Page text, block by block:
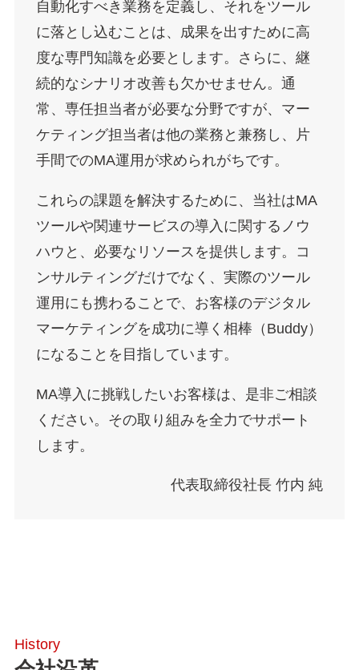
自動化すべき業務を定義し、それをツール
に落とし込むことは、成果を出すために高
度な専門知識を必要とします。さらに、継
続的なシナリオ改善も欠かせません。通
常、専任担当者が必要な分野ですが、マー
ケティング担当者は他の業務と兼務し、片
手間でのMA運用が求められがちです。
これらの課題を解決するために、当社はMA
ツールや関連サービスの導入に関するノウ
ハウと、必要なリソースを提供します。コ
ンサルティングだけでなく、実際のツール
運用にも携わることで、お客様のデジタル
マーケティングを成功に導く相棒（Buddy）
になることを目指しています。
MA導入に挑戦したいお客様は、是非ご相談
ください。その取り組みを全力でサポート
します。
代表取締役社長 竹内 純